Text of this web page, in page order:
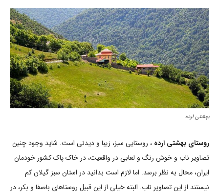
بهشتی ارده
روستای بهشتی ارده ، روستایی سبز، زیبا و دیدنی است. شاید وجود چنین
تصاویر ناب و خوش رنگ و لعابی در واقعیت، در خاک پاک کشور خودمان
ایران، محال به نظر برسد. اما لازم است بدانید در استان سبز گیلان کم
نیستند از این تصاویر ناب. البته خیلی از این قبیل روستاهای باصفا و بکر، در